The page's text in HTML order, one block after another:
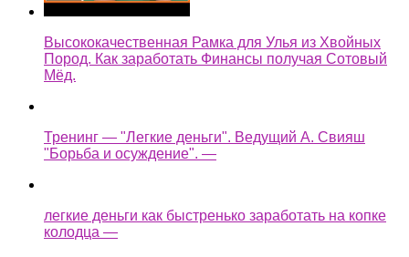
Высококачественная Рамка для Улья из Хвойных
Пород. Как заработать Финансы получая Сотовый
Мёд.
Тренинг — "Легкие деньги". Ведущий А. Свияш
"Борьба и осуждение". —
легкие деньги как быстренько заработать на копке
колодца —